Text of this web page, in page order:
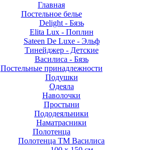
Главная
Постельное белье
Delight - Бязь
Elita Lux - Поплин
Sateen De Luxe - Эльф
Тинейджер - Детские
Василиса - Бязь
Постельные принадлежности
Подушки
Одеяла
Наволочки
Простыни
Пододеяльники
Наматрасники
Полотенца
Полотенца ТМ Василиса